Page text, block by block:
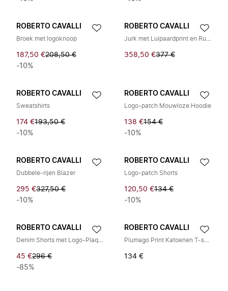
ROBERTO CAVALLI
Broek met logoknoop
187,50 €208,50 €
-10%
ROBERTO CAVALLI
Jurk met Luipaardprint en Ruches
358,50 €377 €
ROBERTO CAVALLI
Sweatshirts
174 €193,50 €
-10%
ROBERTO CAVALLI
Logo-patch Mouwloze Hoodie
138 €154 €
-10%
ROBERTO CAVALLI
Dubbele-rijen Blazer
295 €327,50 €
-10%
ROBERTO CAVALLI
Logo-patch Shorts
120,50 €134 €
-10%
ROBERTO CAVALLI
Denim Shorts met Logo-Plaquette
45 €296 €
-85%
ROBERTO CAVALLI
Plumago Print Katoenen T-shirt
134 €